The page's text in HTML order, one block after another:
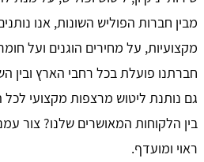
מבין חברות הפוליש השונות, אנו
מקצועיות, על מחירים הוגנים ועל
חברתנו פועלת בכל רחבי הארץ ובין
גם נותנת ליטוש מרצפות מקצועי לכל
בין הלקוחות המאושרים שלנו? צור
ראוי ומועדף.